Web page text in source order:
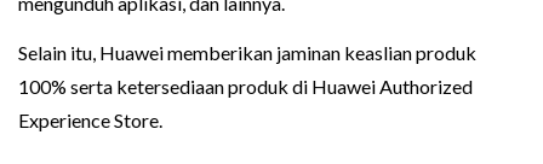
Selain itu, Huawei memberikan jaminan keaslian produk
100% serta ketersediaan produk di Huawei Authorized
Experience Store.